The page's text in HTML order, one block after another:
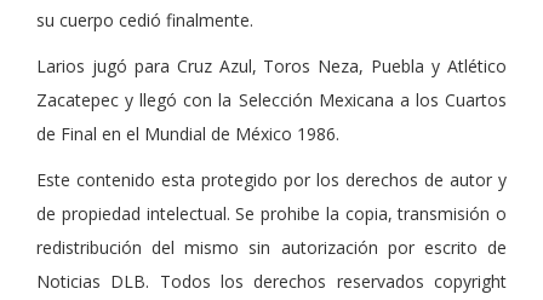
su cuerpo cedió finalmente.
Larios jugó para Cruz Azul, Toros Neza, Puebla y Atlético
Zacatepec y llegó con la Selección Mexicana a los Cuartos
de Final en el Mundial de México 1986.
Este contenido esta protegido por los derechos de autor y
de propiedad intelectual. Se prohibe la copia, transmisión o
redistribución del mismo sin autorización por escrito de
Noticias DLB. Todos los derechos reservados copyright